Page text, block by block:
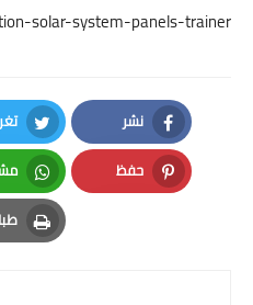
solar-system-panels-trainer
نشر
Facebook
حفظ
Pinterest